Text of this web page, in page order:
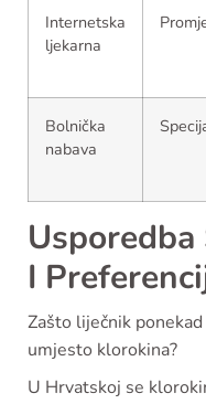
Internetska
ljekarna
Bolnička
nabava
I
Zašto liječnik
umjesto klorokina?
U Hrvatskoj se